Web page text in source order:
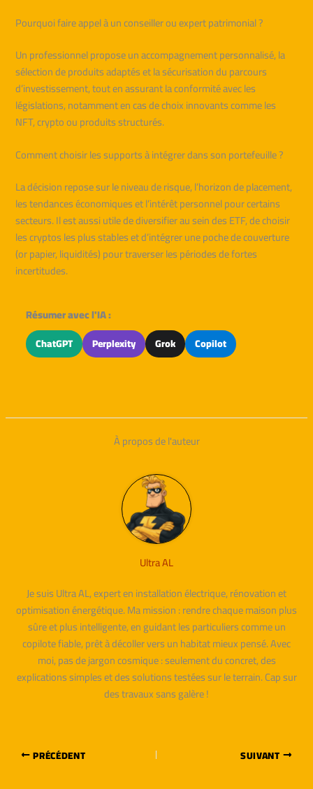
Pourquoi faire appel à un conseiller ou expert patrimonial ?
Un professionnel propose un accompagnement personnalisé, la
sélection de produits adaptés et la sécurisation du parcours
d’investissement, tout en assurant la conformité avec les
législations, notamment en cas de choix innovants comme les
NFT, crypto ou produits structurés.
Comment choisir les supports à intégrer dans son portefeuille ?
La décision repose sur le niveau de risque, l’horizon de placement,
les tendances économiques et l’intérêt personnel pour certains
secteurs. Il est aussi utile de diversifier au sein des ETF, de choisir
les cryptos les plus stables et d’intégrer une poche de couverture
(or papier, liquidités) pour traverser les périodes de fortes
incertitudes.
Résumer avec l'IA :
ChatGPT Perplexity Grok Copilot
À propos de l'auteur
Ultra AL
Je suis Ultra AL, expert en installation électrique, rénovation et
optimisation énergétique. Ma mission : rendre chaque maison plus
sûre et plus intelligente, en guidant les particuliers comme un
copilote fiable, prêt à décoller vers un habitat mieux pensé. Avec
moi, pas de jargon cosmique : seulement du concret, des
explications simples et des solutions testées sur le terrain. Cap sur
des travaux sans galère !
PRÉCÉDENT SUIVANT